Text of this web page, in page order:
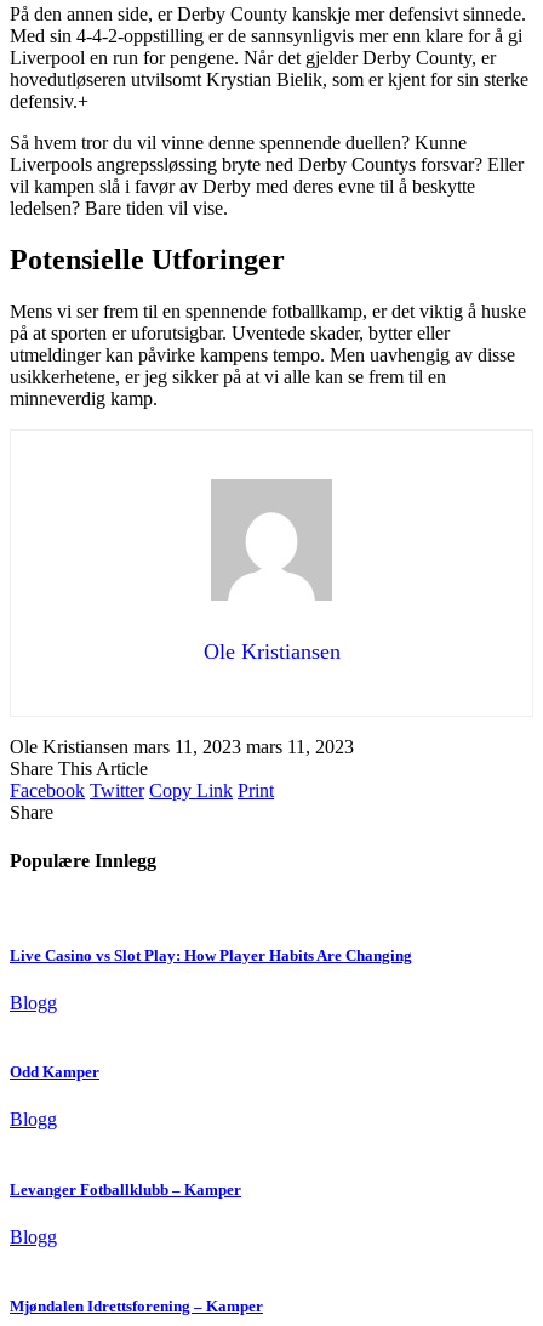
På den annen side, er Derby County kanskje mer defensivt sinnede.
Med sin 4-4-2-oppstilling er de sannsynligvis mer enn klare for å gi
Liverpool en run for pengene. Når det gjelder Derby County, er
hovedutløseren utvilsomt Krystian Bielik, som er kjent for sin sterke
defensiv.+
Så hvem tror du vil vinne denne spennende duellen? Kunne
Liverpools angrepssløssing bryte ned Derby Countys forsvar? Eller
vil kampen slå i favør av Derby med deres evne til å beskytte
ledelsen? Bare tiden vil vise.
Potensielle Utforinger
Mens vi ser frem til en spennende fotballkamp, er det viktig å huske
på at sporten er uforutsigbar. Uventede skader, bytter eller
utmeldinger kan påvirke kampens tempo. Men uavhengig av disse
usikkerhetene, er jeg sikker på at vi alle kan se frem til en
minneverdig kamp.
Ole Kristiansen
Ole Kristiansen mars 11, 2023 mars 11, 2023
Share This Article
Facebook Twitter Copy Link Print
Share
Populære Innlegg
Live Casino vs Slot Play: How Player Habits Are Changing
Blogg
Odd Kamper
Blogg
Levanger Fotballklubb – Kamper
Blogg
Mjøndalen Idrettsforening – Kamper